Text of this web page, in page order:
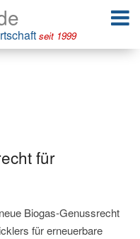
seit 1999
für
Biogas-Genussrecht
für erneuerbare